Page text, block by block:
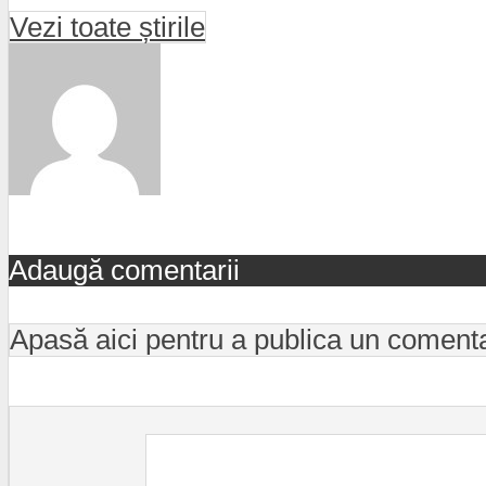
Vezi toate știrile
Adaugă comentarii
Apasă aici pentru a publica un